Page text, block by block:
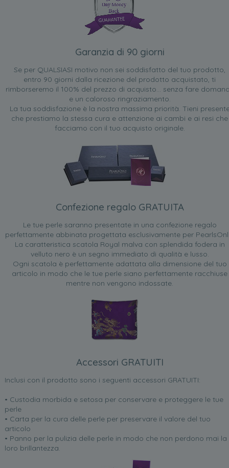
Garanzia di 90 giorni
Se per QUALSIASI motivo non sei soddisfatto del tuo prodotto,
entro 90 giorni dalla ricezione del prodotto acquistato, ti
rimborseremo il 100% del prezzo di acquisto... senza fare
e un caloroso ringraziamento.
La tua soddisfazione è la nostra massima priorità. Tieni
che prestiamo la stessa cura e attenzione ai cambi e ai resi che
facciamo con il tuo acquisto originale.
Confezione regalo GRATUITA
Le tue perle saranno presentate in una confezione regalo
perfettamente abbinata progettata esclusivamente per
La caratteristica scatola Royal malva con splendida fodera in
velluto nero è un segno immediato di qualità e lusso.
Ogni scatola è perfettamente adattata alla dimensione del tuo
articolo in modo che le tue perle siano perfettamente racchiuse
mentre non vengono indossate.
Accessori GRATUITI
Inclusi con il prodotto sono i seguenti accessori GRATUITI:
• Custodia morbida e setosa per conservare e proteggere le tue
perle
• Carta per la cura delle perle per preservare il valore del tuo
articolo
• Panno per la pulizia delle perle in modo che non perdono mai la
loro brillantezza.